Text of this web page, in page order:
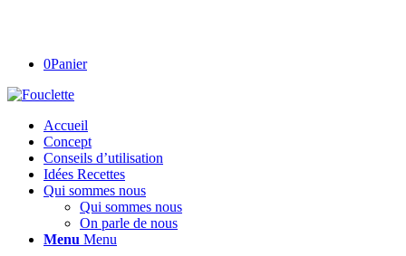
0Panier
Accueil
Concept
Conseils d’utilisation
Idées Recettes
Qui sommes nous
Qui sommes nous
On parle de nous
Menu Menu